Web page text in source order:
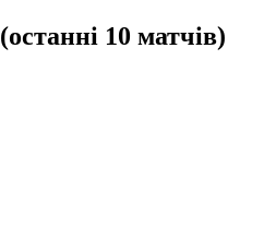
(останні 10 матчів)